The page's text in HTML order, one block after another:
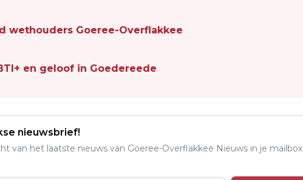
wethouders Goeree-Overflakkee
en geloof in Goedereede
nieuwsbrief!
van het laatste nieuws van Goeree-Overflakkee Nieuws in je mailbox